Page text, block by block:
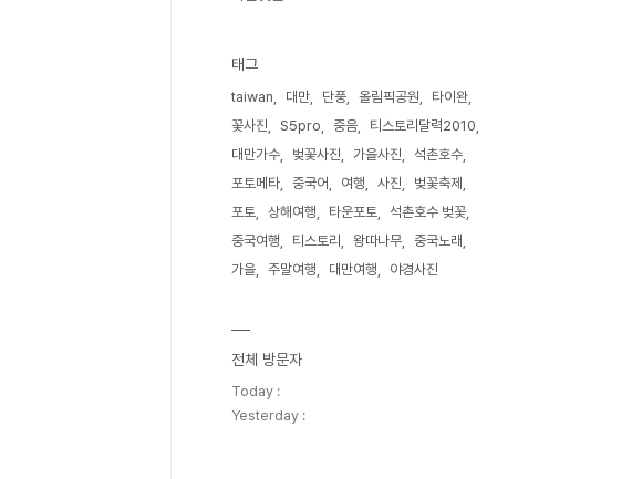
태그
taiwan 대만 단풍 올림픽공원
타이완
꽃사진
S5pro 중음
티스토리달력2010
대만가수
벚꽃사진 가을사진
석촌호수
포토메타
중국어 여행 사진
벚꽃축제
포토
상해여행 타운포토
석촌호수 벚꽃
중국여행
티스토리 왕따나무
중국노래
가을
주말여행 대만여행 야경사진
전체 방문자
Today :
Yesterday :